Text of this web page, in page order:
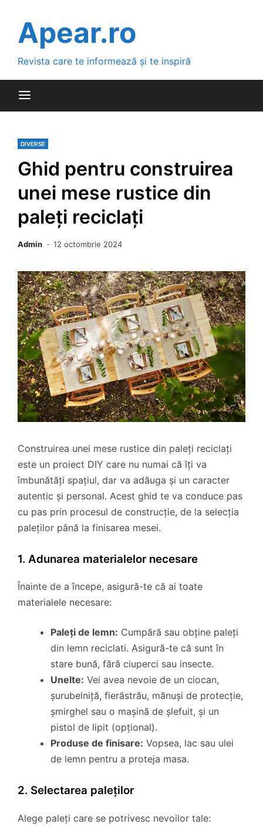
contentApear.ro
Revista care te informează și te inspiră
DIVERSE
Ghid pentru construirea
unei mese rustice din
paleți reciclați
Admin 12 octombrie 2024
Construirea unei mese rustice din paleți reciclați
este un proiect DIY care nu numai că îți va
îmbunătăți spațiul, dar va adăuga și un caracter
autentic și personal. Acest ghid te va conduce pas
cu pas prin procesul de construcție, de la selecția
paleților până la finisarea mesei.
1. Adunarea materialelor necesare
Înainte de a începe, asigură-te că ai toate
materialele necesare:
Paleți de lemn: Cumpără sau obține paleți
din lemn reciclati. Asigură-te că sunt în
stare bună, fără ciuperci sau insecte.
Unelte: Vei avea nevoie de un ciocan,
șurubelniță, fierăstrău, mănuși de protecție,
șmirghel sau o mașină de șlefuit, și un
pistol de lipit (opțional).
Produse de finisare: Vopsea, lac sau ulei
de lemn pentru a proteja masa.
2. Selectarea paleților
Alege paleți care se potrivesc nevoilor tale: